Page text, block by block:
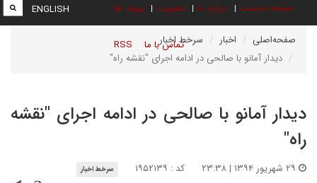
صفحه نخست درباره ما عضویت پیوند ها
تماس با ما RSS
ENGLISH
صفحه‌اصلی اخبار
سرخط اخبار
دیدار آمانو با صالحی در ادامه اجرای "نقشه راه"
دیدار آمانو با صالحی در ادامه اجرای "نقشه
راه"
کد : ۱۹۵۲۱۳۹ سرخط اخبار